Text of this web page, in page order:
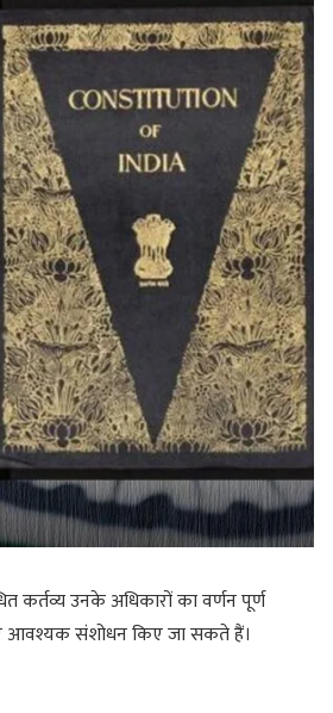
कर्तव्य उनके अधिकारों का वर्णन पूर्ण
आवश्यक संशोधन किए जा सकते हैं।